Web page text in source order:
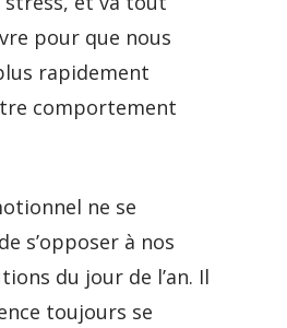
pour que nous
rapidement
comportement
ne se
s’opposer à nos
du jour de l’an. Il
toujours se